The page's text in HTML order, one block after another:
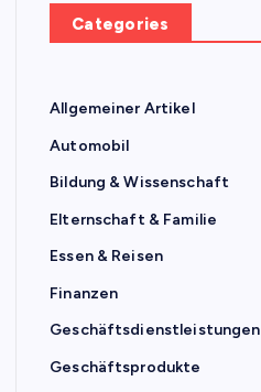
Categories
Allgemeiner Artikel
Automobil
Bildung & Wissenschaft
Elternschaft & Familie
Essen & Reisen
Finanzen
Geschäftsdienstleistungen
Geschäftsprodukte